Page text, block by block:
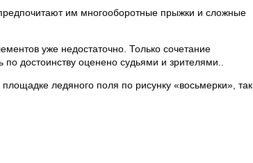
им многооборотные прыжки и сложные
уже недостаточно. Только сочетание
достоинству оценено судьями и зрителями..
ледяного поля по рисунку «восьмерки», так